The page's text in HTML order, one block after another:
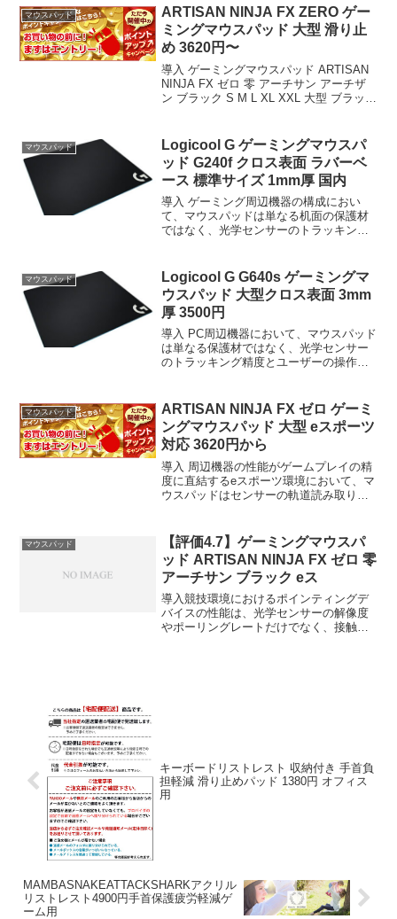
ラ...
マウスパッド
ARTISAN NINJA FX ZERO ゲー
ミングマウスパッド 大型 滑り止
め 3620円〜
導入 ゲーミングマウスパッド ARTISAN
NINJA FX ゼロ 零 アーチサン アーチザ
ン ブラック S M L XL XXL 大型 ブラック
マウスパッド
Logicool G ゲーミングマウスパ
ッド G240f クロス表面 ラバーベ
ース 標準サイズ 1mm厚 国内
導入 ゲーミング周辺機器の構成におい
て、マウスパッドは単なる机面の保護材
ではなく、光学センサーのトラッキング
ある。Logicool G ゲーミングマウスパッ
ド G240...
マウスパッド
Logicool G G640s ゲーミングマ
ウスパッド 大型クロス表面 3mm
厚 3500円
導入 PC周辺機器において、マウスパッド
は単なる保護材ではなく、光学センサー
のトラッキング精度とユーザーの操作入
ゲーミングマウスパッド G640s クロス
表...
マウスパッド
ARTISAN NINJA FX ゼロ ゲーミ
ングマウスパッド 大型 eスポーツ
対応 3620円から
導入 周辺機器の性能がゲームプレイの精
度に直結するeスポーツ環境において、マ
ウスパッドはセンサーの軌道読み取りを
NINJA FX ゼロ 零 アーチサン アーチザ...
マウスパッド
【評価4.7】ゲーミングマウスパ
ッド ARTISAN NINJA FX ゼロ 零
アーチサン ブラック eス
導入競技環境におけるポインティングデ
バイスの性能は、光学センサーの解像度
やポーリングレートだけでなく、接触面
キーボードリストレスト 収納付き 手首負
担軽減 滑り止めパッド 1380円 オフィス
用
MAMBASNAKEATTACKSHARKアクリル
リストレスト4900円手首保護疲労軽減ゲ
ーム用